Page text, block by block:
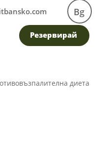
Bg
Резервирай
диета